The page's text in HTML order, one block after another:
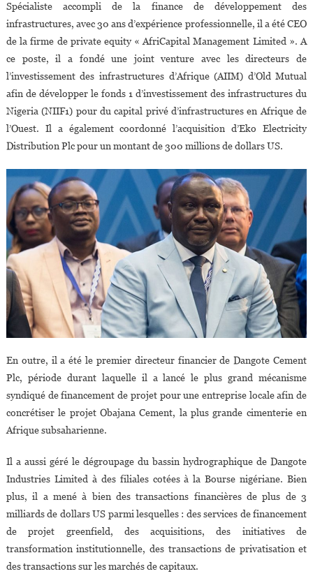
Spécialiste accompli de la finance de développement des
infrastructures, avec 30 ans d’expérience professionnelle, il a été CEO
de la firme de private equity « AfriCapital Management Limited ». A
ce poste, il a fondé une joint venture avec les directeurs de
l’investissement des infrastructures d’Afrique (AIIM) d’Old Mutual
afin de développer le fonds 1 d’investissement des infrastructures du
Nigeria (NIIF1) pour du capital privé d’infrastructures en Afrique de
l’Ouest. Il a également coordonné l’acquisition d’Eko Electricity
Distribution Plc pour un montant de 300 millions de dollars US.
En outre, il a été le premier directeur financier de Dangote Cement
Plc, période durant laquelle il a lancé le plus grand mécanisme
syndiqué de financement de projet pour une entreprise locale afin de
concrétiser le projet Obajana Cement, la plus grande cimenterie en
Afrique subsaharienne.
Il a aussi géré le dégroupage du bassin hydrographique de Dangote
Industries Limited à des filiales cotées à la Bourse nigériane. Bien
plus, il a mené à bien des transactions financières de plus de 3
milliards de dollars US parmi lesquelles : des services de financement
de projet greenfield, des acquisitions, des initiatives de
transformation institutionnelle, des transactions de privatisation et
des transactions sur les marchés de capitaux.